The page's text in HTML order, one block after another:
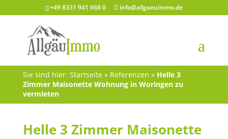
+49 8331 941 668 0 info@allgaeuimmo.de
Sie sind hier: Startseite» Referenzen » Helle 3
Zimmer Maisonette Wohnung in Woringen zu
vermieten
Helle 3 Zimmer Maisonette